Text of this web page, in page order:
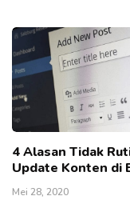
4 Alasan Tidak
Update Konten di
Mei 28, 2020